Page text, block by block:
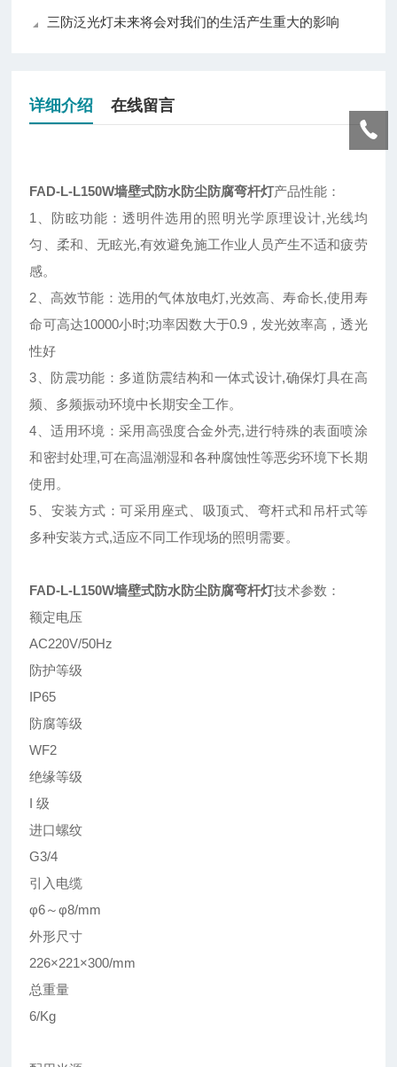
三防泛光灯未来将会对我们的生活产生重大的影响
详细介绍 在线留言
FAD-L-L150W墙壁式防水防尘防腐弯杆灯产品性能：
1、防眩功能：透明件选用的照明光学原理设计,光线均
匀、柔和、无眩光,有效避免施工作业人员产生不适和疲劳
感。
2、高效节能：选用的气体放电灯,光效高、寿命长,使用寿
命可高达10000小时;功率因数大于0.9，发光效率高，透光
性好
3、防震功能：多道防震结构和一体式设计,确保灯具在高
频、多频振动环境中长期安全工作。
4、适用环境：采用高强度合金外壳,进行特殊的表面喷涂
和密封处理,可在高温潮湿和各种腐蚀性等恶劣环境下长期
使用。
5、安装方式：可采用座式、吸顶式、弯杆式和吊杆式等
多种安装方式,适应不同工作现场的照明需要。
FAD-L-L150W墙壁式防水防尘防腐弯杆灯技术参数：
额定电压
AC220V/50Hz
防护等级
IP65
防腐等级
WF2
绝缘等级
I 级
进口螺纹
G3/4
引入电缆
φ6～φ8/mm
外形尺寸
226×221×300/mm
总重量
6/Kg